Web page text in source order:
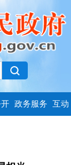
政务服务 互动